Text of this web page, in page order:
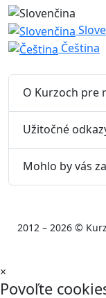
Čeština
O Kurzoch pre
Užitočné
Mohlo by vás
2012 – 2026 ©
×
Povoľte